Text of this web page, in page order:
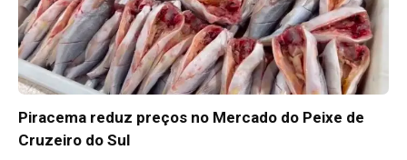
Piracema reduz preços no Mercado do Peixe de
Cruzeiro do Sul